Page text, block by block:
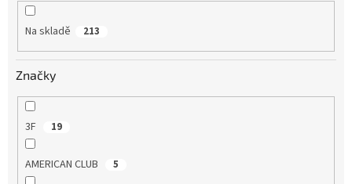
Na skladě 213
Značky
3F 19
AMERICAN CLUB 5